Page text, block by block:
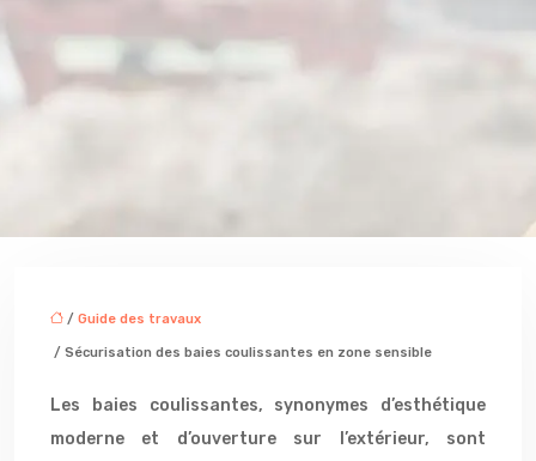
/ Guide des travaux
/ Sécurisation des baies coulissantes en zone sensible
Les baies coulissantes, synonymes d’esthétique
moderne et d’ouverture sur l’extérieur, sont